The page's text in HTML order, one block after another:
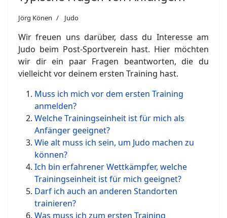
Jörg Könen Judo
Wir freuen uns darüber, dass du Interesse am
Judo beim Post-Sportverein hast. Hier möchten
wir dir ein paar Fragen beantworten, die du
vielleicht vor deinem ersten Training hast.
Muss ich mich vor dem ersten Training
anmelden?
Welche Trainingseinheit ist für mich als
Anfänger geeignet?
Wie alt muss ich sein, um Judo machen zu
können?
Ich bin erfahrener Wettkämpfer, welche
Trainingseinheit ist für mich geeignet?
Darf ich auch an anderen Standorten
trainieren?
Was muss ich zum ersten Training